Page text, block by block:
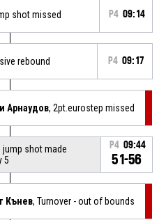
shot missed P4 09:14
rebound P4 09:17
Арнаудов, 2pt.eurostep missed
shot made
5
P4 09:44
51-56
Кънев, Turnover - out of bounds